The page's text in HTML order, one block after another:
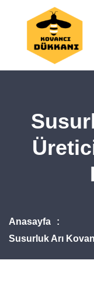
Anasayfa
Susurluk Arı